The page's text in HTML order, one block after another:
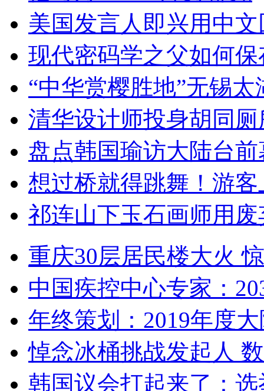
美国发言人即兴用中
现代密码学之父如何
“中华赏樱胜地”无锡
清华设计师投身胡同
盘点韩国瑜访大陆台
想过桥就得跳舞！游客
祁连山下玉石画师用
重庆30层居民楼大火
中国疾控中心专家：
年终策划：2019年度
悼念冰桶挑战发起人
韩国议会打起来了：